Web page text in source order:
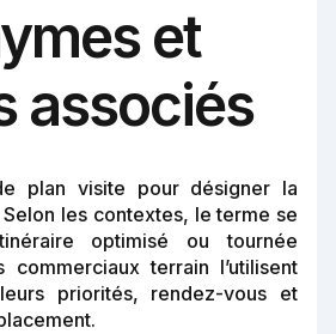
et
associés
plan visite pour désigner la
les contextes, le terme se
optimisé ou tournée
commerciaux terrain l’utilisent
priorités, rendez-vous et